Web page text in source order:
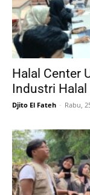
Halal Center
Industri Halal
Djito El Fateh - Rabu,